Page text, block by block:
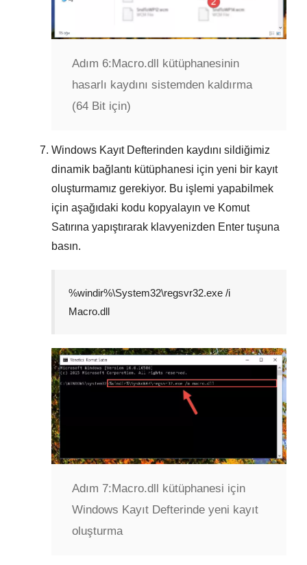
Adım 6:Macro.dll kütüphanesinin
hasarlı kaydını sistemden kaldırma
(64 Bit için)
Windows Kayıt Defterinden kaydını sildiğimiz
dinamik bağlantı kütüphanesi için yeni bir kayıt
oluşturmamız gerekiyor. Bu işlemi yapabilmek
için aşağıdaki kodu kopyalayın ve Komut
Satırına yapıştırarak klavyenizden Enter tuşuna
basın.
%windir%\System32\regsvr32.exe /i
Macro.dll
Adım 7:Macro.dll kütüphanesi için
Windows Kayıt Defterinde yeni kayıt
oluşturma